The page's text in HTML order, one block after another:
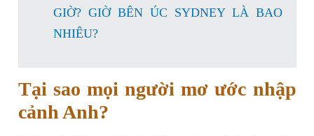
GIỜ? GIỜ BÊN ÚC SYDNEY LÀ BAO
NHIÊU?
Tại sao mọi người mơ ước nhập
cảnh Anh?